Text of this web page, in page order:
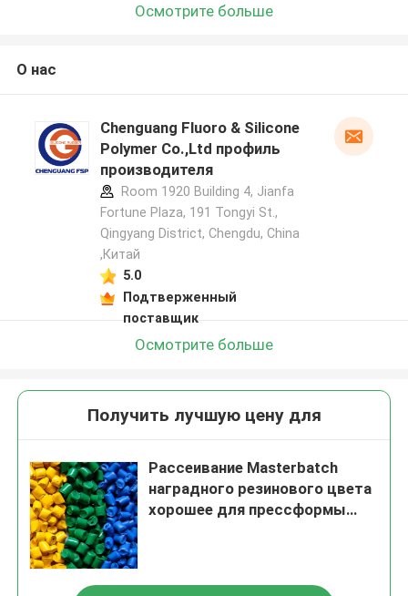
Осмотрите больше
О нас
Chenguang Fluoro & Silicone
Polymer Co.,Ltd профиль
производителя
Room 1920 Building 4, Jianfa
Fortune Plaza, 191 Tongyi St.,
Qingyang District, Chengdu, China
,Китай
5.0
Подтверженный
поставщик
Осмотрите больше
Получить лучшую цену для
Рассеивание Masterbatch
наградного резинового цвета
хорошее для прессформы